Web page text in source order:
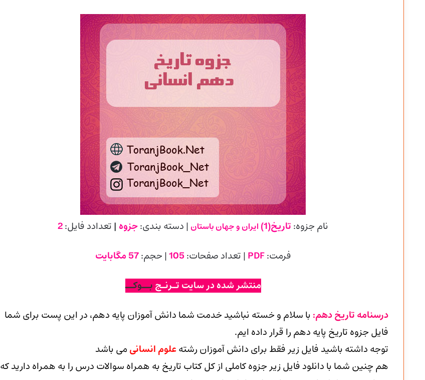
نام جزوه: تاریخ(1) ایران و جهان باستان | دسته بندی:جزوه | تعدادد فایل:
فرمت:PDF | تعداد صفحات:105| حجم:57 مگابایت
منتشر شده در سایت تـرنـج بــوکــ
درسنامه تاریخ دهم: با سلام و خسته نباشید خدمت شما دانش آموزان پایه دهم، در این پست برای شما
فایل جزوه تاریخ پایه دهم را قرار داده ایم.
توجه داشته باشید فایل زیر فقط برای دانش آموزان رشتهعلوم انسانی می باشد
هم چنین شما با دانلود فایل زیر جزوه کاملی از کل کتاب تاریخ به همراه سوالات درس را به همراه دارید که